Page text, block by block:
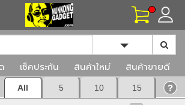
Toggle
เช็คประกัน สินค้าใหม่ สินค้าขายดี
All 5 10 15